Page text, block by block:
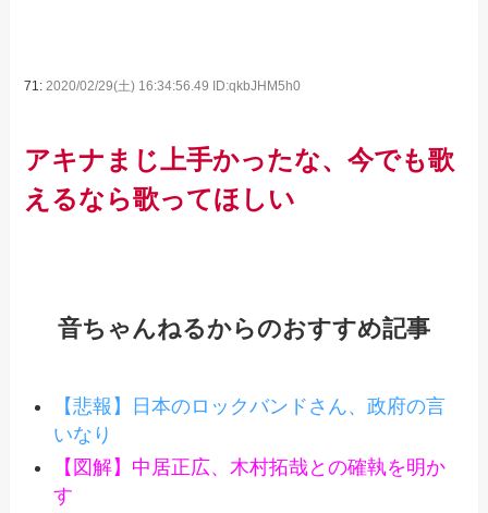
71: 2020/02/29(土) 16:34:56.49 ID:qkbJHM5h0
アキナまじ上手かったな、今でも歌
えるなら歌ってほしい
音ちゃんねるからのおすすめ記事
【悲報】日本のロックバンドさん、政府の言
いなり
【図解】中居正広、木村拓哉との確執を明か
す